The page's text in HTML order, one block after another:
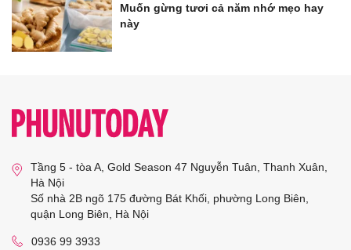
Muốn gừng tươi cả năm nhớ mẹo hay
này
Tầng 5 - tòa A, Gold Season 47 Nguyễn Tuân, Thanh Xuân,
Hà Nội
Số nhà 2B ngõ 175 đường Bát Khối, phường Long Biên,
quận Long Biên, Hà Nội
0936 99 3933